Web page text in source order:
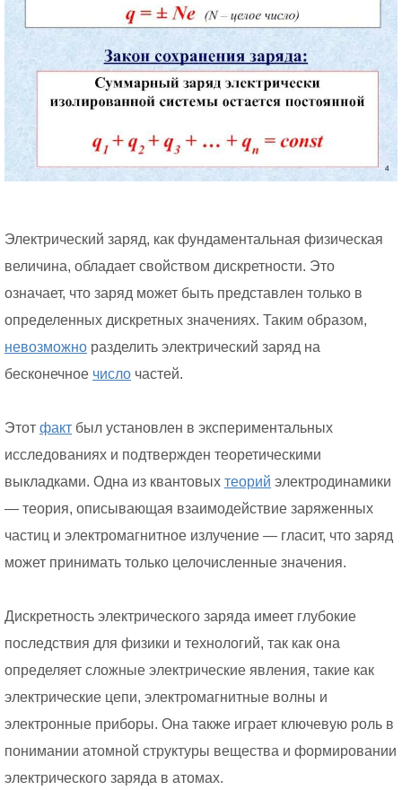
Электрический заряд, как фундаментальная физическая
величина, обладает свойством дискретности. Это
означает, что заряд может быть представлен только в
определенных дискретных значениях. Таким образом,
невозможно разделить электрический заряд на
бесконечное число частей.
Этот факт был установлен в экспериментальных
исследованиях и подтвержден теоретическими
выкладками. Одна из квантовых теорий электродинамики
— теория, описывающая взаимодействие заряженных
частиц и электромагнитное излучение — гласит, что заряд
может принимать только целочисленные значения.
Дискретность электрического заряда имеет глубокие
последствия для физики и технологий, так как она
определяет сложные электрические явления, такие как
электрические цепи, электромагнитные волны и
электронные приборы. Она также играет ключевую роль в
понимании атомной структуры вещества и формировании
электрического заряда в атомах.